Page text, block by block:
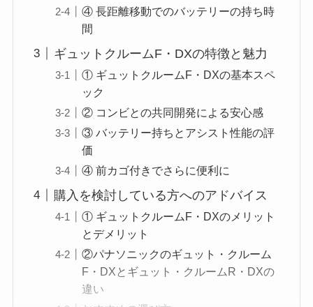
④ 長距離移動でのバッテリーの持ち時
間
ギュットクルームF・DXの特徴と魅力
① ギュットクルームF・DXの基本スペ
ック
② コンビとの共同開発による安心感
③ バッテリー持ちとアシスト性能の評
価
④ 前カゴ付きでさらに便利に
購入を検討している方へのアドバイス
① ギュットクルームF・DXのメリット
とデメリット
②パナソニックのギュット・クルーム
F・DXとギュット・クルームR・DXの
違い